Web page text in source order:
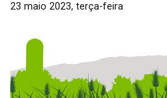
23 maio 2023, terça-feira